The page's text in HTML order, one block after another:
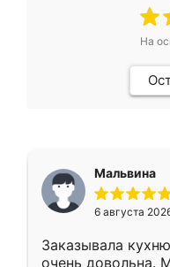
На
Мальвина
6 августа
Заказывала
очень довольна.